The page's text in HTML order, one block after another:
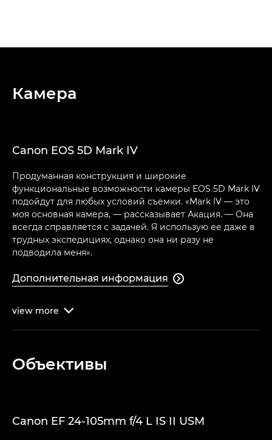
Камера
Canon EOS 5D Mark IV
Продуманная конструкция и широкие
функциональные возможности камеры EOS 5D Mark IV
подойдут для любых условий съемки. «Mark IV — это
моя основная камера, — рассказывает Акация. — Она
всегда справляется с задачей. Я использую ее даже в
трудных экспедициях, однако она ни разу не
подводила меня».
Дополнительная информация 
view more 
Объективы
Canon EF 24-105mm f/4 L IS II USM